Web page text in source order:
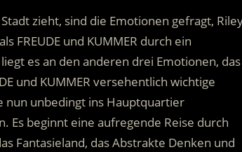
zieht, sind die Emotionen gefragt,
FREUDE und KUMMER durch ein
es an den anderen drei Emotionen, das
und KUMMER versehentlich wichtige
nun unbedingt ins Hauptquartier
Es beginnt eine aufregende Reise durch
Fantasieland, das Abstrakte Denken und